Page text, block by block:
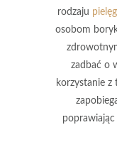
rodzaju
osobom
zadbać o
korzystanie z